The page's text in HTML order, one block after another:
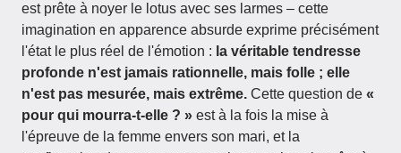
est prête à noyer le lotus avec ses larmes – cette
imagination en apparence absurde exprime précisément
l'état le plus réel de l'émotion : la véritable tendresse
profonde n'est jamais rationnelle, mais folle ; elle
n'est pas mesurée, mais extrême. Cette question de «
pour qui mourra-t-elle ? » est à la fois la mise à
l'épreuve de la femme envers son mari, et la